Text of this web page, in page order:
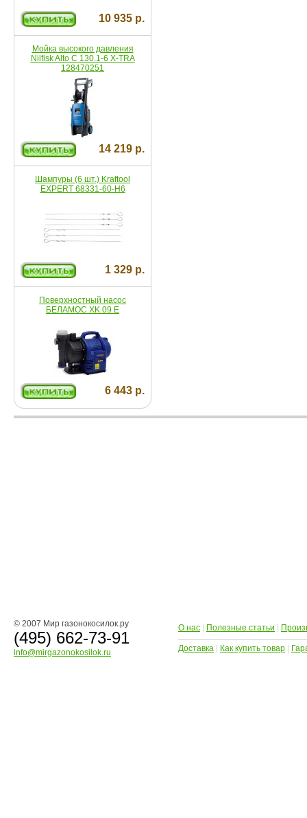
10 935 р.
Мойка высокого давления
Nilfisk Alto C 130.1-6 X-TRA
128470251
14 219 р.
Шампуры (6 шт.) Kraftool
EXPERT 68331-60-H6
1 329 р.
Поверхностный насос
БЕЛАМОС XK 09 E
6 443 р.
© 2007 Мир газонокосилок.ру
(495) 662-73-91
info@mirgazonokosilok.ru
О нас Полезные статьи
Доставка Как купить товар